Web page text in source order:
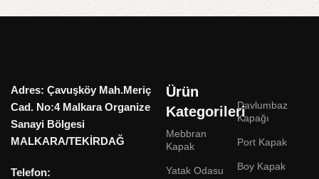
Adres: Çavuşköy Mah.Meriç
Cad. No:4 Malkara Organize
Sanayi Bölgesi
MALKARA/TEKİRDAĞ
Telefon:
Ürün
Kategorileri
Mebbran
Kapak
Yatak Odasu
Davlumbaz
Kapağı
Port Kapak
Boy Kapak